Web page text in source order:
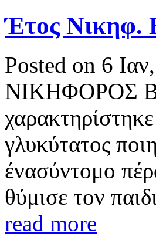
Έτος Νικηφ.
Posted on 6
ΝΙΚΗΦΟΡΟΣ
γλυκύτατος
ένασύντομο
θύμισε τον
read more